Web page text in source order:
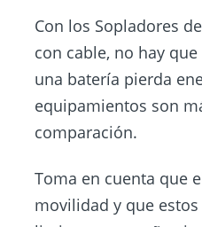
Con los Sopladores
con cable, no hay
una batería pierda
equipamientos son
comparación.
Toma en cuenta que
movilidad y que